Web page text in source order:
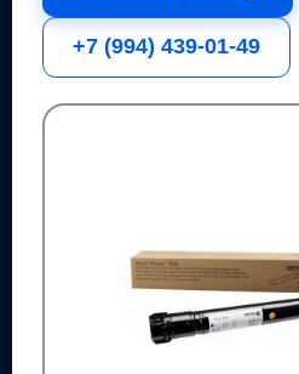
+7 (994) 439-01-49